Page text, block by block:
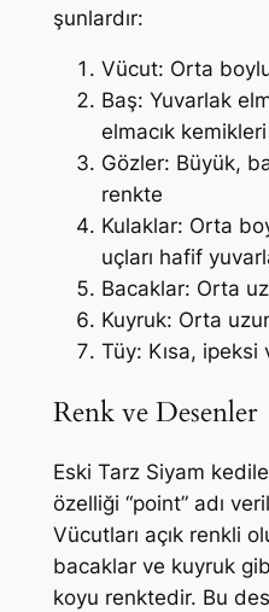
şunlardır:
Vücut: Orta
Baş: Yuvarlak
elmacık kemikleri
Gözler: Büyük,
renkte
Kulaklar: Orta
uçları hafif
Bacaklar: Orta
Kuyruk: Orta
Tüy: Kısa, ipeksi
Renk ve Desenler
Eski Tarz Siyam
özelliği “point” adı
Vücutları açık renkli
bacaklar ve kuyruk
koyu renktedir. Bu